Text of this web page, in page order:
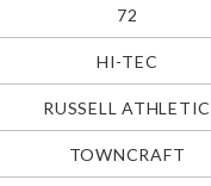
72
HI-TEC
RUSSELL ATHLETIC
TOWNCRAFT